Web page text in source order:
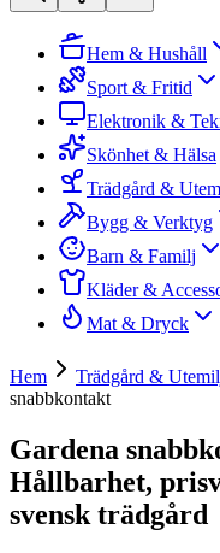
Hem & Hushåll
Sport & Fritid
Elektronik &
Skönhet & Hälsa
Trädgård &
Bygg & Verktyg
Barn & Familj
Kläder &
Mat & Dryck
Hem Trädgård &
snabbkontakt
Gardena
Hållbarhet,
svensk trädgård